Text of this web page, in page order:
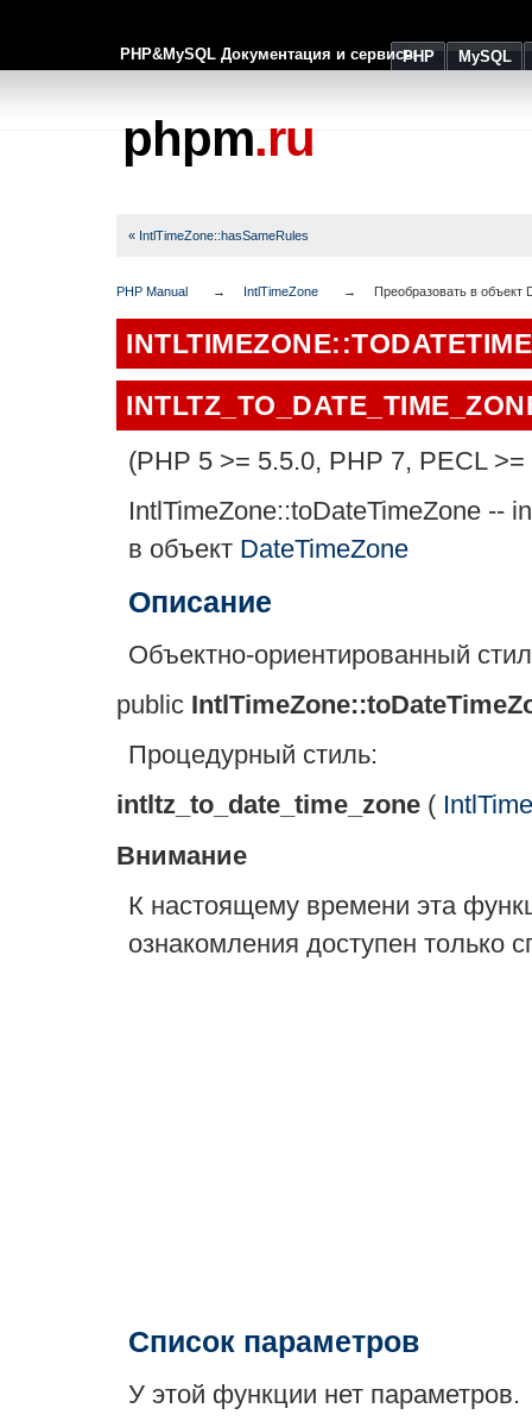
PHP&MySQL Документация и сервисыPHP MySQL
phpm.ru
« IntlTimeZone::hasSameRules
PHP Manual IntlTimeZone Преобразовать в объект
(PHP 5 >= 5.5.0, PHP 7, PECL >=
IntlTimeZone::toDateTimeZone --
в объект DateTimeZone
Описание
Объектно-ориентированный
public
Процедурный стиль:
intltz_to_date_time_zone (
Внимание
К настоящему времени эта
ознакомления доступен только
Список параметров
У этой функции нет параметров.